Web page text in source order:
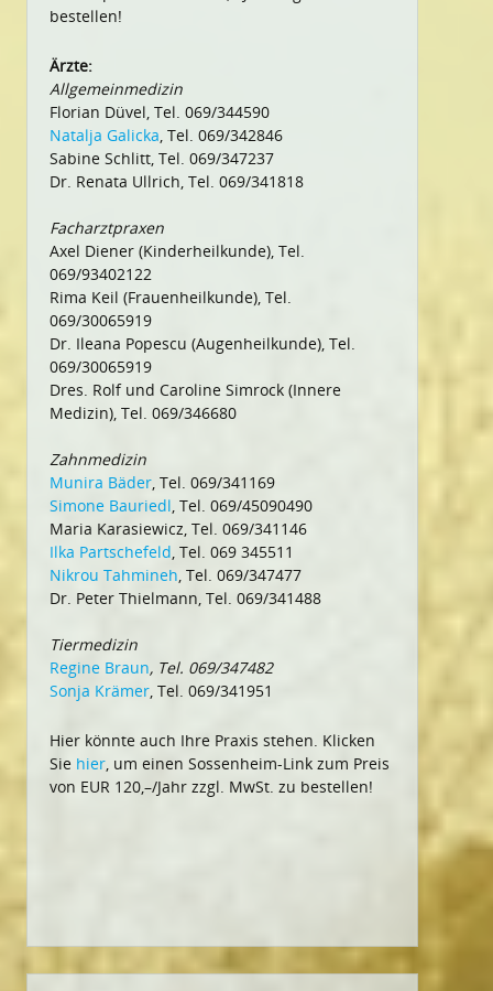
bestellen!
Ärzte:
Allgemeinmedizin
Florian Düvel, Tel. 069/344590
Natalja Galicka, Tel. 069/342846
Sabine Schlitt, Tel. 069/347237
Dr. Renata Ullrich, Tel. 069/341818
Facharztpraxen
Axel Diener (Kinderheilkunde), Tel.
069/93402122
Rima Keil (Frauenheilkunde), Tel.
069/30065919
Dr. Ileana Popescu (Augenheilkunde), Tel.
069/30065919
Dres. Rolf und Caroline Simrock (Innere
Medizin), Tel. 069/346680
Zahnmedizin
Munira Bäder, Tel. 069/341169
Simone Bauriedl, Tel. 069/45090490
Maria Karasiewicz, Tel. 069/341146
Ilka Partschefeld, Tel. 069 345511
Nikrou Tahmineh, Tel. 069/347477
Dr. Peter Thielmann, Tel. 069/341488
Tiermedizin
Regine Braun, Tel. 069/347482
Sonja Krämer, Tel. 069/341951
Hier könnte auch Ihre Praxis stehen. Klicken
Sie hier, um einen Sossenheim-Link zum Preis
von EUR 120,–/Jahr zzgl. MwSt. zu bestellen!